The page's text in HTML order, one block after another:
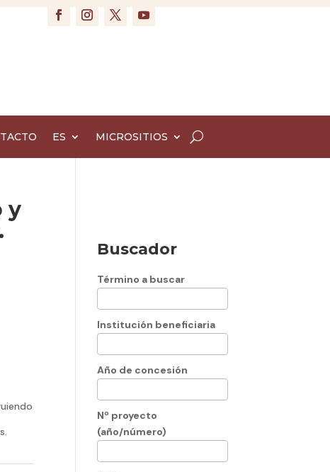
ES MICROSITIOS
y
Buscador
Término a buscar
Institución beneficiaria
Año de concesión
Nº proyecto
(año/número)